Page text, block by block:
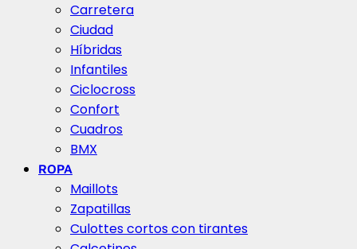
Carretera
Ciudad
Híbridas
Infantiles
Ciclocross
Confort
Cuadros
BMX
ROPA
Maillots
Zapatillas
Culottes cortos con tirantes